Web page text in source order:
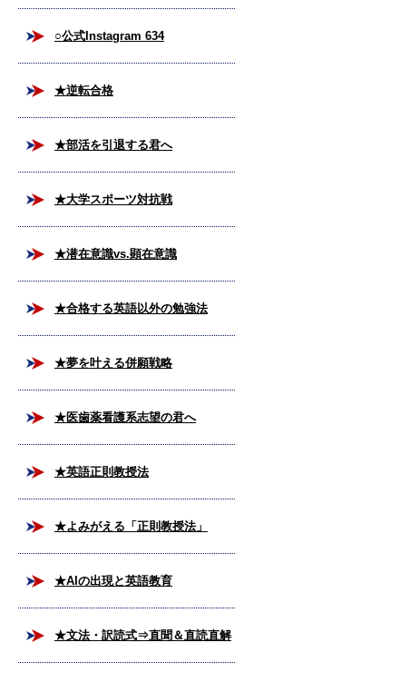
○公式Instagram 634
★逆転合格
★部活を引退する君へ
★大学スポーツ対抗戦
★潜在意識vs.顕在意識
★合格する英語以外の勉強法
★夢を叶える併願戦略
★医歯薬看護系志望の君へ
★英語正則教授法
★よみがえる「正則教授法」
★AIの出現と英語教育
★文法・訳読式⇒直聞＆直読直解